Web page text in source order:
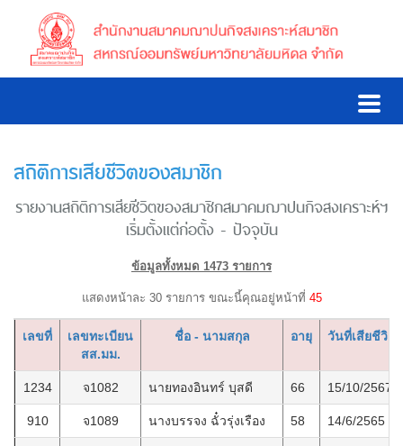
สถิติการเสียชีวิตของสมาชิก
รายงานสถิติการเสียชีวิตของสมาชิกสมาคมฌาปนกิจสงเคราะห์ฯ
เริ่มตั้งแต่ก่อตั้ง - ปัจจุบัน
ข้อมูลทั้งหมด 1473 รายการ
แสดงหน้าละ 30 รายการ ขณะนี้คุณอยู่หน้าที่ 45
เลขที่
เลขทะเบียน
สส.มม.
ชื่อ - นามสกุล อายุ วันที่เสียชีวิต
1234 จ1082 นายทองอินทร์ บุสดี 66 15/10/2567
910 จ1089 นางบรรจง ฉั๋วรุ่งเรือง 58 14/6/2565